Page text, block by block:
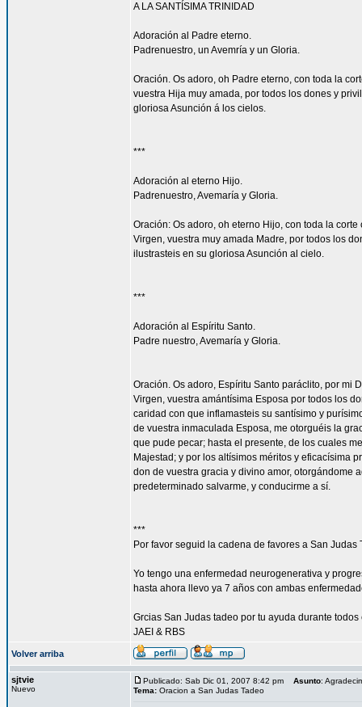
A LA SANTÍSIMA TRINIDAD
Adoración al Padre eterno.
Padrenuestro, un Avemría y un Gloria.
Oración. Os adoro, oh Padre eterno, con toda la
vuestra Hija muy amada, por todos los dones y
gloriosa Asunción á los cielos.
***
Adoración al eterno Hijo.
Padrenuestro, Avemaría y Gloria.
Oración: Os adoro, oh eterno Hijo, con toda la
Virgen, vuestra muy amada Madre, por todos los
ilustrasteis en su gloriosa Asunción al cielo.
***
Adoración al Espíritu Santo.
Padre nuestro, Avemaría y Gloria.
Oración. Os adoro, Espíritu Santo paráclito, por mi
Virgen, vuestra amántísima Esposa por todos los
caridad con que inflamasteis su santísimo y
de vuestra inmaculada Esposa, me otorguéis la
que pude pecar; hasta el presente, de los cuales
Majestad; y por los altísimos méritos y eficacísima
don de vuestra gracia y divino amor, otorgándome
predeterminado salvarme, y conducirme a sí.
***
Por favor seguid la cadena de favores a San
Yo tengo una enfermedad neurogenerativa y
hasta ahora llevo ya 7 años con ambas
Grcias San Judas tadeo por tu ayuda durante todos
JAEI & RBS
Volver arriba
sjtvie
Nuevo
Publicado: Sab Dic 01, 2007 8:42 pm Asunto:
Tema: Oracion a San Judas Tadeo